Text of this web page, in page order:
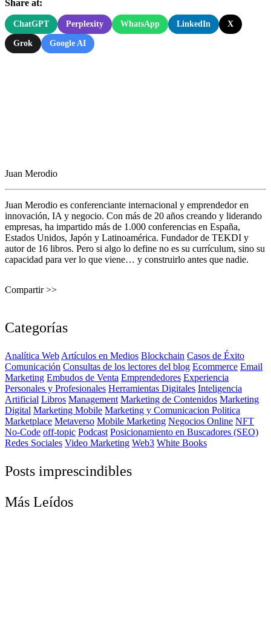
Share at:
ChatGPT Perplexity WhatsApp LinkedIn X
Grok Google AI
Juan Merodio
Juan Merodio es conferenciante internacional y emprendedor en
innovación, IA y negocio. Con más de 20 años creando y liderando
empresas, ha impartido más de 1.000 conferencias en España,
Estados Unidos, Japón y Latinoamérica. Fundador de TEKDI y
autor de 16 libros. Pero si algo lo define no es su currículum, sino su
capacidad para ver lo que viene… y construirlo antes que nadie.
Compartir >>
Categorías
Analítica Web Artículos en Medios Blockchain Casos de Éxito
Comunicación Consultas de los lectores del blog Ecommerce Email
Marketing Embudos de Venta Emprendedores Experiencia
Personales y Profesionales Herramientas Digitales Inteligencia
Artificial Libros Management Marketing de Contenidos Marketing
Digital Marketing Mobile Marketing y Comunicacion Politica
Marketplace Metaverso Mobile Marketing Negocios Online NFT
No-Code off-topic Podcast Posicionamiento en Buscadores (SEO)
Redes Sociales Video Marketing Web3 White Books
Posts imprescindibles
Más Leídos